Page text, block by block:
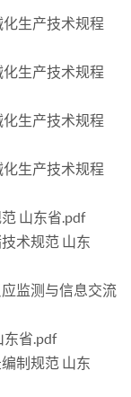
生产技术规程
生产技术规程
生产技术规程
生产技术规程
山东省.pdf
术规范 山东
监测与信息交流
东省.pdf
制规范 山东